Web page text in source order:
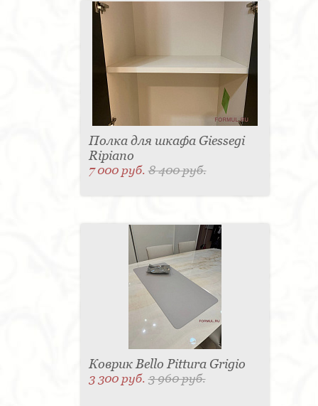
Полка для шкафа Giessegi
Ripiano
7 000 руб.8 400 руб.
Коврик Bello Pittura Grigio
3 300 руб.3 960 руб.